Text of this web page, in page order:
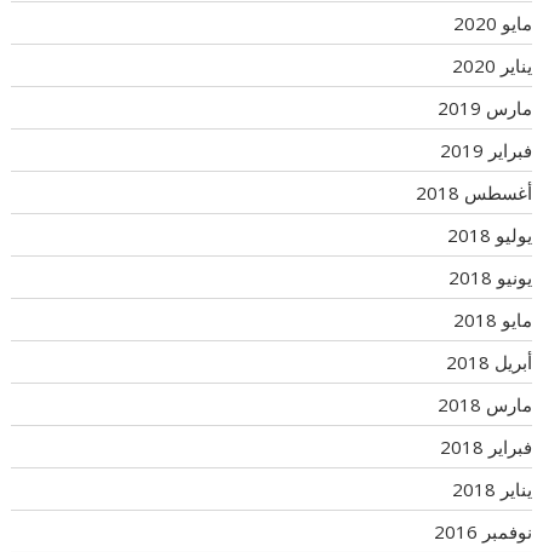
مايو 2020
يناير 2020
مارس 2019
فبراير 2019
أغسطس 2018
يوليو 2018
يونيو 2018
مايو 2018
أبريل 2018
مارس 2018
فبراير 2018
يناير 2018
نوفمبر 2016